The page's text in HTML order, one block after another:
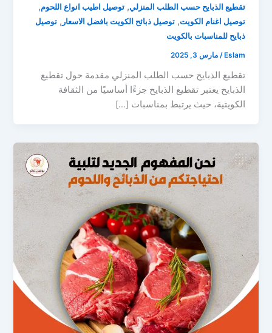
تقطيع الذبايح حسب الطلب المنزلي,توصيل اطيب انواع اللحوم,
توصيل اغنام الكويت,توصيل ذبائح الكويت بافضل الاسعار ,توصيل
ذبايح للمناسبات بالكويت
Eslam
/مارس 3, 2025
تقطيع الذبايح حسب الطلب المنزلي مقدمة حول تقطيع
الذبايح يعتبر تقطيع الذبايح جزءًا أساسيًا من الثقافة
الكويتية، حيث يرتبط بمناسبات […]